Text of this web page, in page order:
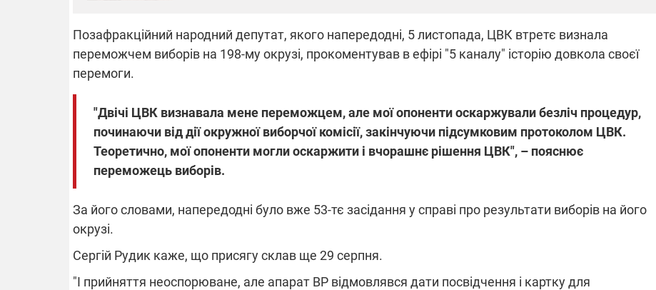
Позафракційний народний депутат, якого напередодні, 5 листопада, ЦВК втретє визнала
переможчем виборів на 198-му окрузі, прокоментував в ефірі "5 каналу" історію довкола своєї
перемоги.
"Двічі ЦВК визнавала мене переможцем, але мої опоненти оскаржували безліч процедур,
починаючи від дії окружної виборчої комісії, закінчуючи підсумковим протоколом ЦВК.
Теоретично, мої опоненти могли оскаржити і вчорашнє рішення ЦВК", – пояснює
переможець виборів.
За його словами, напередодні було вже 53-тє засідання у справі про результати виборів на його
окрузі.
Сергій Рудик каже, що присягу склав ще 29 серпня.
"І прийняття неоспорюване, але апарат ВР відмовлявся дати посвідчення і картку для
областях залишається без світла після
російських обстрілів
Готуйте павербанки: через аномальну
взялося за колишнього виконавчого
директора Енергоатому
З колишнього віцепрем'єра Олексія
"Машинерію війни" та
14.11.2025 17:15
передовій:
напрямках фронту
04.12.2025 12:37